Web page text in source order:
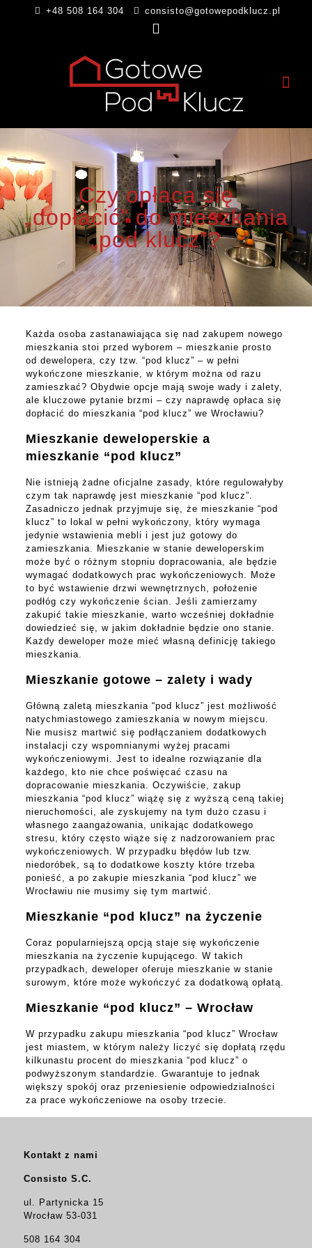
+48 508 164 304 consisto@gotowepodklucz.pl
Czy opłaca się
„dopłacić” do mieszkania
„pod klucz”?
Każda osoba zastanawiająca się nad zakupem nowego
mieszkania stoi przed wyborem – mieszkanie prosto
od dewelopera, czy tzw. “pod klucz” – w pełni
wykończone mieszkanie, w którym można od razu
zamieszkać? Obydwie opcje mają swoje wady i zalety,
ale kluczowe pytanie brzmi – czy naprawdę opłaca się
dopłacić do mieszkania “pod klucz” we Wrocławiu?
Mieszkanie deweloperskie a
mieszkanie “pod klucz”
Nie istnieją żadne oficjalne zasady, które regulowałyby
czym tak naprawdę jest mieszkanie “pod klucz”.
Zasadniczo jednak przyjmuje się, że mieszkanie “pod
klucz” to lokal w pełni wykończony, który wymaga
jedynie wstawienia mebli i jest już gotowy do
zamieszkania. Mieszkanie w stanie deweloperskim
może być o różnym stopniu dopracowania, ale będzie
wymagać dodatkowych prac wykończeniowych. Może
to być wstawienie drzwi wewnętrznych, położenie
podłóg czy wykończenie ścian. Jeśli zamierzamy
zakupić takie mieszkanie, warto wcześniej dokładnie
dowiedzieć się, w jakim dokładnie będzie ono stanie.
Każdy deweloper może mieć własną definicję takiego
mieszkania.
Mieszkanie gotowe – zalety i wady
Główną zaletą mieszkania “pod klucz” jest możliwość
natychmiastowego zamieszkania w nowym miejscu.
Nie musisz martwić się podłączaniem dodatkowych
instalacji czy wspomnianymi wyżej pracami
wykończeniowymi. Jest to idealne rozwiązanie dla
każdego, kto nie chce poświęcać czasu na
dopracowanie mieszkania. Oczywiście, zakup
mieszkania “pod klucz” wiążę się z wyższą ceną takiej
nieruchomości, ale zyskujemy na tym dużo czasu i
własnego zaangażowania, unikając dodatkowego
stresu, który często wiąże się z nadzorowaniem prac
wykończeniowych. W przypadku błędów lub tzw.
niedoróbek, są to dodatkowe koszty które trzeba
ponieść, a po zakupie mieszkania “pod klucz” we
Wrocławiu nie musimy się tym martwić.
Mieszkanie “pod klucz” na życzenie
Coraz popularniejszą opcją staje się wykończenie
mieszkania na życzenie kupującego. W takich
przypadkach, deweloper oferuje mieszkanie w stanie
surowym, które może wykończyć za dodatkową opłatą.
Mieszkanie “pod klucz” – Wrocław
W przypadku zakupu mieszkania “pod klucz” Wrocław
jest miastem, w którym należy liczyć się dopłatą rzędu
kilkunastu procent do mieszkania “pod klucz” o
podwyższonym standardzie. Gwarantuje to jednak
większy spokój oraz przeniesienie odpowiedzialności
za prace wykończeniowe na osoby trzecie.
Kontakt z nami
Consisto S.C.
ul. Partynicka 15
Wrocław 53-031
508 164 304